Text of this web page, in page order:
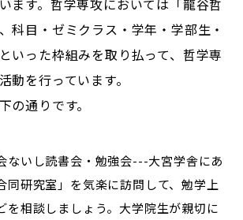
ます。哲学専攻においては「龍谷哲
科目・ゼミクラス・学年・学部生・
いった枠組みを取り払って、哲学専
動を行っています。
の通りです。
ないし読書会・勉強会---大宮学舎にあ
同研究室」を気楽に訪問して、勉学上
を相談しましょう。大学院生が親切に